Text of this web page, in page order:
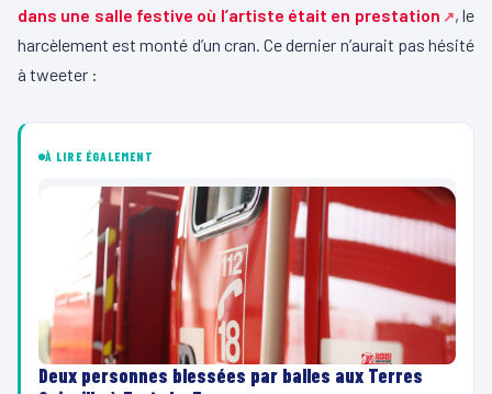
dans une salle festive où l’artiste était en prestation
, le
harcèlement est monté d’un cran. Ce dernier n’aurait pas hésité
à tweeter :
À LIRE ÉGALEMENT
Deux personnes blessées par balles aux Terres